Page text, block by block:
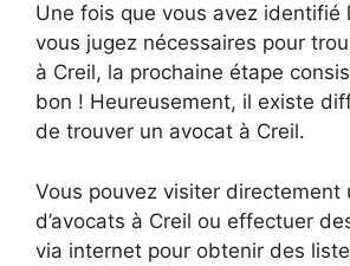
Une fois que vous avez identifié
vous jugez nécessaires pour
à Creil, la prochaine étape
bon ! Heureusement, il existe
de trouver un avocat à Creil.
Vous pouvez visiter directement
d’avocats à Creil ou effectuer
via internet pour obtenir des